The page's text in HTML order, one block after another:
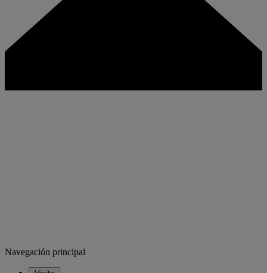
Navegación principal